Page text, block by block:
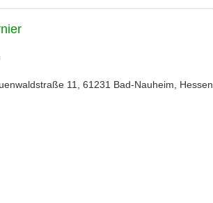
11, 61231 Bad-Nauheim, Hessen